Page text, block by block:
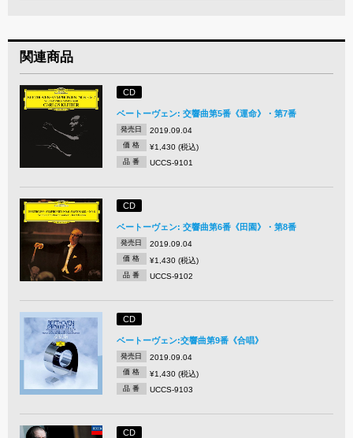
関連商品
CD
ベートーヴェン: 交響曲第5番《運命》・第7番
発売日 2019.09.04
価 格 ¥1,430 (税込)
品 番 UCCS-9101
CD
ベートーヴェン: 交響曲第6番《田園》・第8番
発売日 2019.09.04
価 格 ¥1,430 (税込)
品 番 UCCS-9102
CD
ベートーヴェン:交響曲第9番《合唱》
発売日 2019.09.04
価 格 ¥1,430 (税込)
品 番 UCCS-9103
CD